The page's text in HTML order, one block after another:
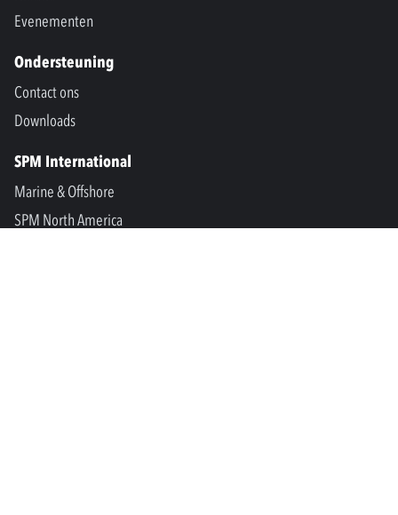
Evenementen
Ondersteuning
Contact ons
Downloads
SPM International
Marine & Offshore
SPM North America